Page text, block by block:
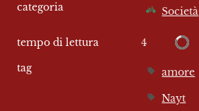
categoria Società
tempo di lettura 4
tag amore
Nayt